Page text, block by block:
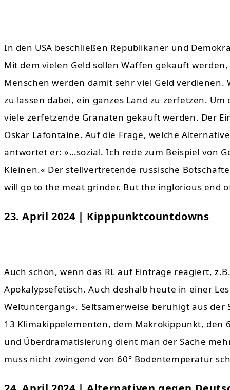
In den USA beschließen Republikaner und
Mit dem vielen Geld sollen Waffen gekauft
Menschen werden damit sehr viel Geld
zu lassen dabei, ein ganzes Land zu zerfetzen.
viele zerfetzende Granaten gekauft werden. Der
Oskar Lafontaine. Auf die Frage, welche
antwortet er: »…sozial. Ich rede zum Beispiel von
Kleinen.« Der stellvertretende russische
will go to the meat grinder. But the inglorious end
23. April 2024 | Kipppunktcountdowns
Auch schön, wenn das RL auf Einträge reagiert,
Apokalypsefetisch. Auch deshalb heute in einer
Weltuntergang«. Seltsamerweise beruhigt aus
13 Klimakippelementen, dem Makrokippunkt, den
und Überdramatisierung dient man der Sache
muss nicht zwingend von 60° Bodentemperatur